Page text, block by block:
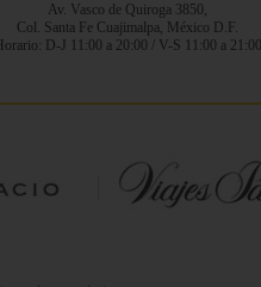
Av. Vasco de Quiroga 3850,
Col. Santa Fe Cuajimalpa, México D.F.
Horario: D-J 11:00 a 20:00 / V-S 11:00 a 21:00